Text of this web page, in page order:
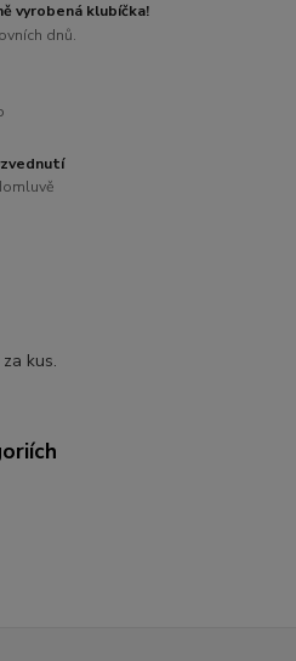
vyrobená klubíčka!
dnů.
kus.